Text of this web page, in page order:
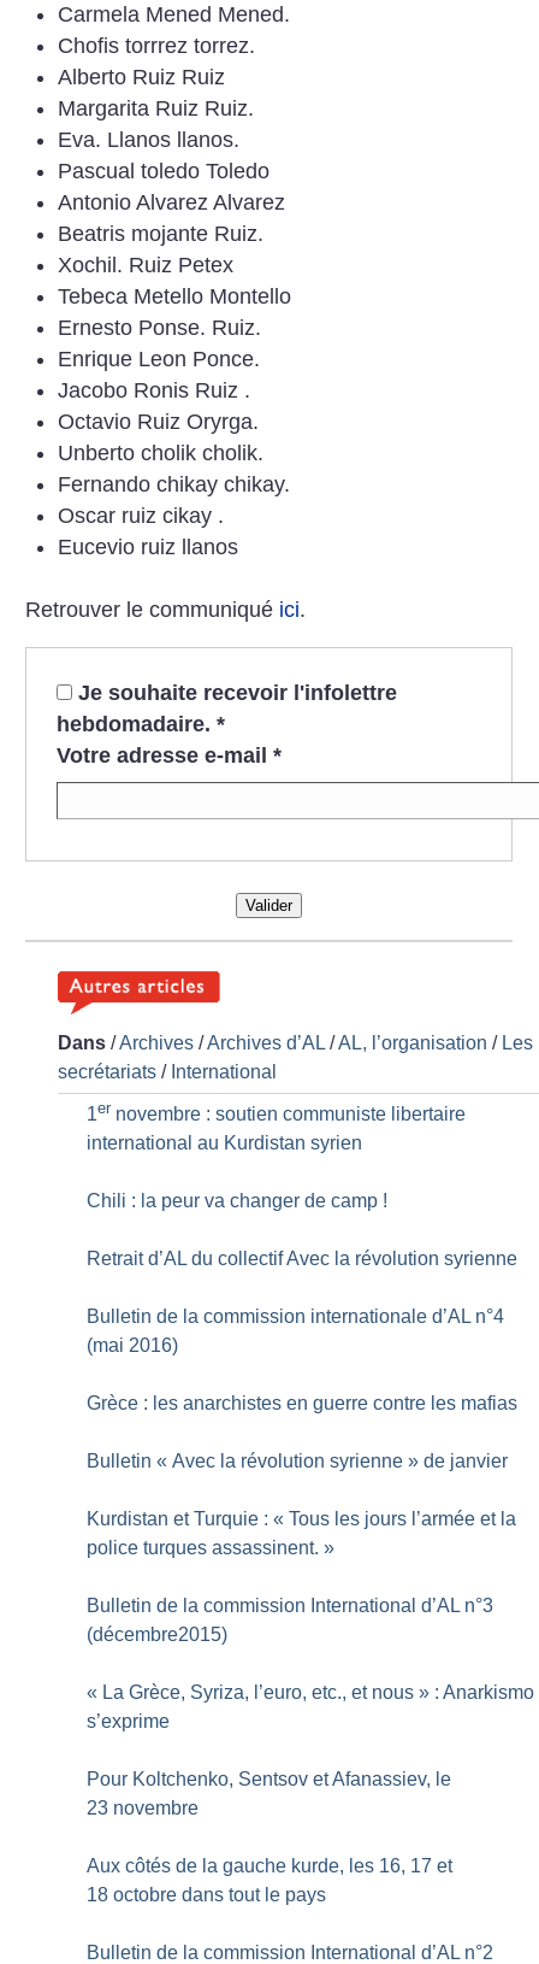
Carmela Mened Mened.
Chofis torrrez torrez.
Alberto Ruiz Ruiz
Margarita Ruiz Ruiz.
Eva. Llanos llanos.
Pascual toledo Toledo
Antonio Alvarez Alvarez
Beatris mojante Ruiz.
Xochil. Ruiz Petex
Tebeca Metello Montello
Ernesto Ponse. Ruiz.
Enrique Leon Ponce.
Jacobo Ronis Ruiz .
Octavio Ruiz Oryrga.
Unberto cholik cholik.
Fernando chikay chikay.
Oscar ruiz cikay .
Eucevio ruiz llanos
Retrouver le communiqué ici.
Je souhaite recevoir l'infolettre
hebdomadaire. *
Votre adresse e-mail *
Valider
Dans /Archives /Archives d’AL /AL, l’organisation / Les
secrétariats / International
1er novembre : soutien communiste libertaire
international au Kurdistan syrien
Chili : la peur va changer de camp !
Retrait d’AL du collectif Avec la révolution syrienne
Bulletin de la commission internationale d’AL n°4
(mai 2016)
Grèce : les anarchistes en guerre contre les mafias
Bulletin « Avec la révolution syrienne » de janvier
Kurdistan et Turquie : « Tous les jours l’armée et la
police turques assassinent. »
Bulletin de la commission International d’AL n°3
(décembre2015)
« La Grèce, Syriza, l’euro, etc., et nous » : Anarkismo
s’exprime
Pour Koltchenko, Sentsov et Afanassiev, le
23 novembre
Aux côtés de la gauche kurde, les 16, 17 et
18 octobre dans tout le pays
Bulletin de la commission International d’AL n°2